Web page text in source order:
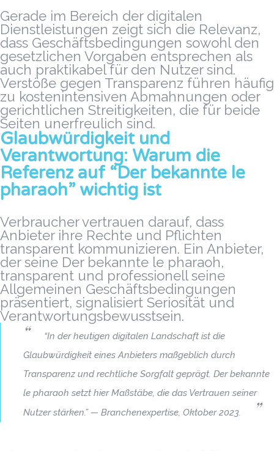
Gerade im Bereich der digitalen
Dienstleistungen zeigt sich die Relevanz,
dass Geschäftsbedingungen sowohl den
gesetzlichen Vorgaben entsprechen als
auch praktikabel für den Nutzer sind.
Verstöße gegen Transparenz führen häufig
zu kostenintensiven Abmahnungen oder
gerichtlichen Streitigkeiten, die für beide
Seiten unerfreulich sind.
Glaubwürdigkeit und
Verantwortung: Warum die
Referenz auf “Der bekannte le
pharaoh” wichtig ist
Verbraucher vertrauen darauf, dass
Anbieter ihre Rechte und Pflichten
transparent kommunizieren. Ein Anbieter,
der seine Der bekannte le pharaoh,
transparent und professionell seine
Allgemeinen Geschäftsbedingungen
präsentiert, signalisiert Seriosität und
Verantwortungsbewusstsein.
“In der heutigen digitalen Landschaft ist die
Glaubwürdigkeit eines Anbieters maßgeblich durch
Transparenz und rechtliche Sorgfalt geprägt. Der bekannte
le pharaoh setzt hier Maßstäbe, die das Vertrauen seiner
Nutzer stärken.” — Branchenexpertise, Oktober 2023.